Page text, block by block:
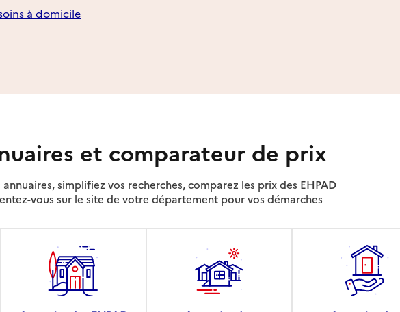
à domicile
et comparateur de prix
annuaires, simplifiez vos recherches, comparez les prix des EHPAD
vous sur le site de votre département pour vos démarches